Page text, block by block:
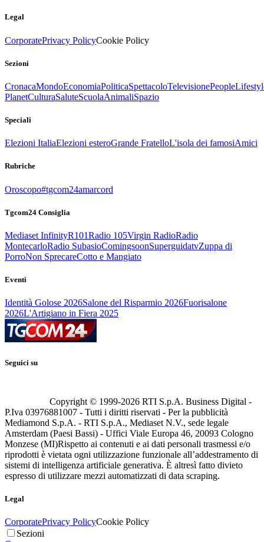
Legal
CorporatePrivacy PolicyCookie Policy
Sezioni
CronacaMondoEconomiaPoliticaSpettacoloTelevisionePeople
PlanetCulturaSaluteScuolaAnimaliSpazio
Speciali
Elezioni ItaliaElezioni esteroGrande FratelloL'isola dei famosiAmici
Rubriche
Oroscopo#tgcom24amarcord
Tgcom24 Consiglia
Mediaset InfinityR101Radio 105Virgin RadioRadio
MontecarloRadio SubasioComingsoonSuperguidatvZuppa di
PorroNon SprecareCotto e Mangiato
Eventi
Identità Golose 2026Salone del Risparmio 2026Fuorisalone
2026L'Artigiano in Fiera 2025
Seguici su
Copyright © 1999-2026 RTI S.p.A. Business Digital -
P.Iva 03976881007 - Tutti i diritti riservati - Per la pubblicità
Mediamond S.p.A. - RTI S.p.A., Mediaset N.V., sede legale
Amsterdam (Paesi Bassi) - Uffici Viale Europa 46, 20093 Cologno
Monzese (MI)Rispetto ai contenuti e ai dati personali trasmessi e/o
riprodotti è vietata ogni utilizzazione funzionale all’addestramento di
sistemi di intelligenza artificiale generativa. È altresì fatto divieto
espresso di utilizzare mezzi automatizzati di data scraping.
Legal
CorporatePrivacy PolicyCookie Policy
Sezioni